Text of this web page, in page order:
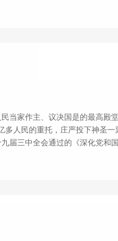
当家作主、议决国是的最高殿
多人民的重托，庄严投下神圣一
届三中全会通过的《深化党和